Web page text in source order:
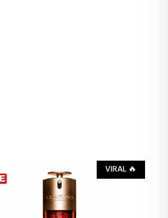
VIRAL 🔥